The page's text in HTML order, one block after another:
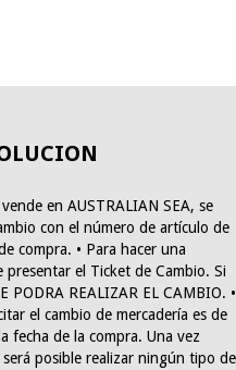
en AUSTRALIAN SEA, se
con el número de artículo de
compra. • Para hacer una
presentar el Ticket de Cambio. Si
PODRA REALIZAR EL CAMBIO. •
el cambio de mercadería es de
fecha de la compra. Una vez
posible realizar ningún tipo de